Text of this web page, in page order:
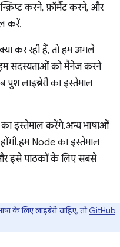
करने, फ़ॉर्मैट करने, और
करें.
कर रही हैं, तो हम अगले
सदस्यताओं को मैनेज करने
लाइब्रेरी का इस्तेमाल
इस्तेमाल करेंगे. अन्य भाषाओं
हम Node का इस्तेमाल
इसे पाठकों के लिए सबसे
के लिए लाइब्रेरी चाहिए, तोGitHub